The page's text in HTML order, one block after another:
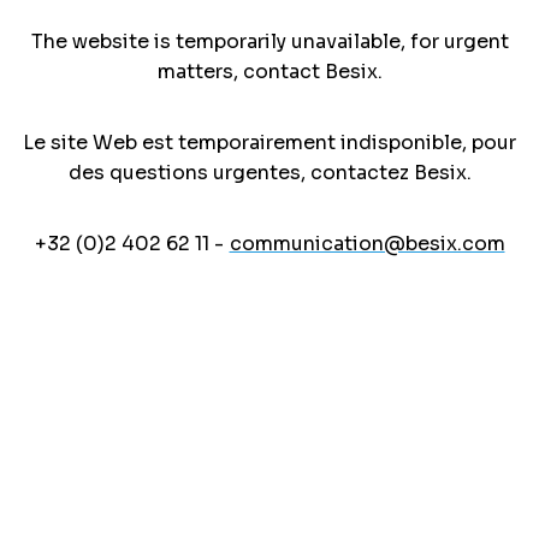
The website is temporarily unavailable, for urgent
matters, contact Besix.
Le site Web est temporairement indisponible, pour
des questions urgentes, contactez Besix.
+32 (0)2 402 62 11 - communication@besix.com